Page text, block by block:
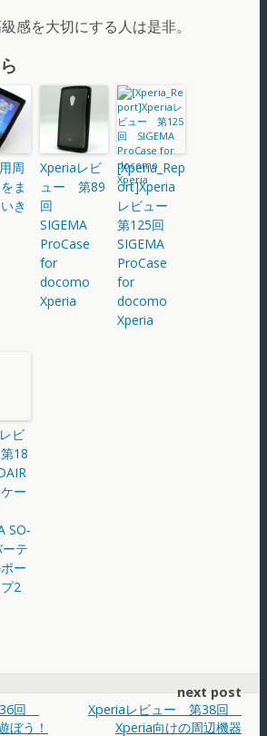
感を大切にする人は是非。
周
ま
き
Xperiaレビ
ュー 第89
回
SIGEMA
ProCase
for
docomo
Xperia
[Xperia_Rep
ort]Xperia
レビュー
第125回
SIGEMA
ProCase
for
docomo
Xperia
ビ
18
ー
SO-
テ
ー
2
回
ぼう！
next post
Xperiaレビュー 第38回
Xperia向けの周辺機器